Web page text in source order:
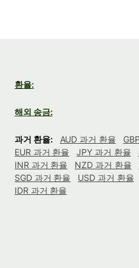
환율:
해외 송금:
과거 환율: AUD 과거 환율
EUR 과거 환율
JPY 과거 환율
INR 과거 환율
NZD 과거 환율
SGD 과거 환율
USD 과거 환율
IDR 과거 환율